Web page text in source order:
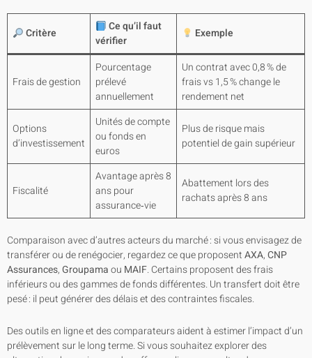
Critère
Ce qu’il faut
vérifier
Exemple
Frais de gestion
Pourcentage
prélevé
annuellement
Un contrat avec 0,8 % de
frais vs 1,5 % change le
rendement net
Options
d’investissement
Unités de compte
ou fonds en
euros
Plus de risque mais
potentiel de gain supérieur
Fiscalité
Avantage après 8
ans pour
assurance‑vie
Abattement lors des
rachats après 8 ans
Comparaison avec d’autres acteurs du marché : si vous envisagez de
transférer ou de renégocier, regardez ce que proposentAXA,CNP
Assurances,Groupamaou MAIF. Certains proposent des frais
inférieurs ou des gammes de fonds différentes. Un transfert doit être
pesé : il peut générer des délais et des contraintes fiscales.
Des outils en ligne et des comparateurs aident à estimer l’impact d’un
prélèvement sur le long terme. Si vous souhaitez explorer des